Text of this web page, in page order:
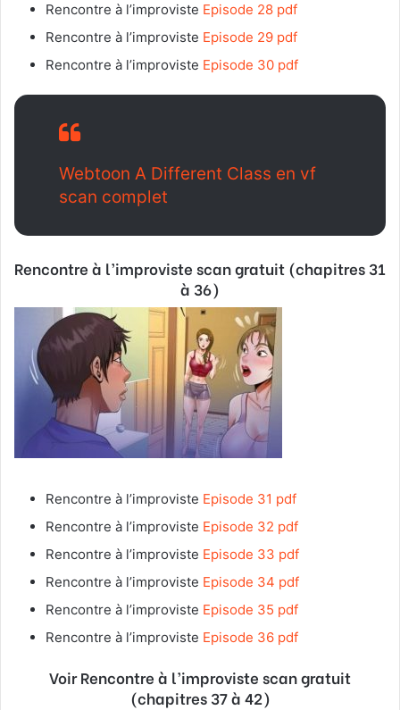
Rencontre à l’improviste Episode 28 pdf
Rencontre à l’improviste Episode 29 pdf
Rencontre à l’improviste Episode 30 pdf
Webtoon A Different Class en vf
scan complet
Rencontre à l’improviste scan gratuit (chapitres 31
à 36)
Rencontre à l’improviste Episode 31 pdf
Rencontre à l’improviste Episode 32 pdf
Rencontre à l’improviste Episode 33 pdf
Rencontre à l’improviste Episode 34 pdf
Rencontre à l’improviste Episode 35 pdf
Rencontre à l’improviste Episode 36 pdf
Voir Rencontre à l’improviste scan gratuit
(chapitres 37 à 42)